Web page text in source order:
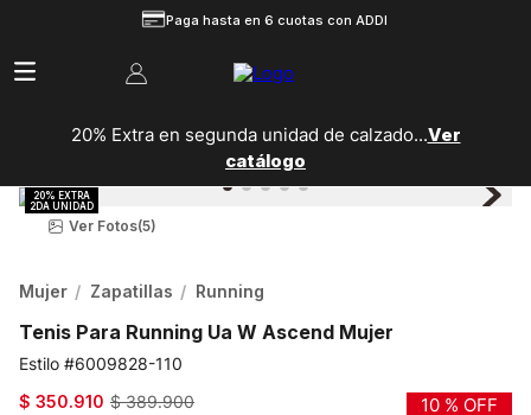
Paga hasta en 6 cuotas con ADDI
20% Extra en segunda unidad de calzado...Ver
catálogo
Ver Fotos(5)
Mujer Zapatillas Running
Tenis Para Running Ua W Ascend Mujer
6009828-110
$ 350.910 $ 389.900 10 % OFF